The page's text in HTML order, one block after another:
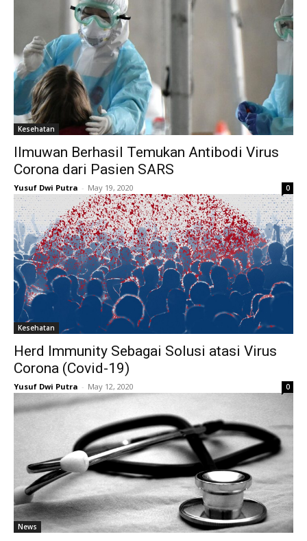
Kesehatan
Ilmuwan Berhasil Temukan Antibodi Virus
Corona dari Pasien SARS
Yusuf Dwi Putra - May 19, 2020 0
Kesehatan
Herd Immunity Sebagai Solusi atasi Virus
Corona (Covid-19)
Yusuf Dwi Putra - May 12, 2020 0
News